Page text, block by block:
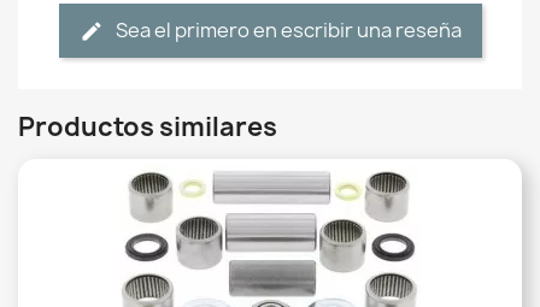
Sea el primero en escribir una reseña
Productos similares